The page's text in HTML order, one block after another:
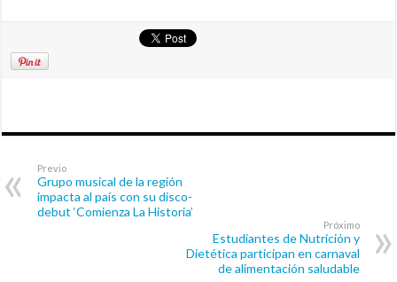
Previo
Grupo musical de la región
impacta al país con su disco-
debut ‘Comienza La Historia’
Próximo
Estudiantes de Nutrición y
Dietética participan en carnaval
de alimentación saludable